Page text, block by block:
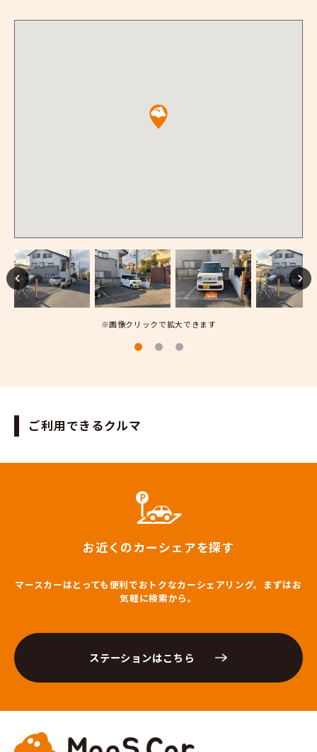
※画像クリックで拡大できます
ご利用できるクルマ
お近くのカーシェアを探す
マースカーはとっても便利でおトクなカーシェアリング。まずはお
気軽に検索から。
ステーションはこちら